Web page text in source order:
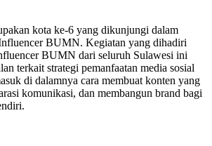
kota ke-6 yang dikunjungi dalam
BUMN. Kegiatan yang dihadiri
BUMN dari seluruh Sulawesi ini
terkait strategi pemanfaatan media sosial
di dalamnya cara membuat konten yang
komunikasi, dan membangun brand bagi